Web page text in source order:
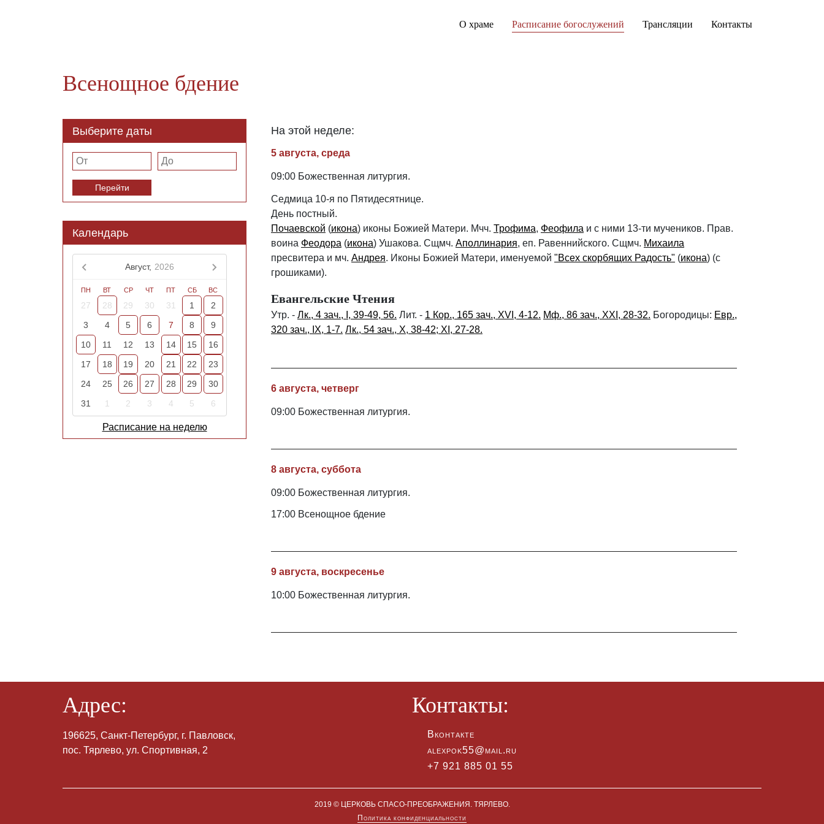
О храме Расписание богослужений Трансляции Контакты
Всенощное бдение
Выберите даты
Перейти
Календарь
Август, 2026
ПН ВТ СР ЧТ ПТ СБ ВС
27 28 29 30 31 1
2
3
4 5 6 7 8
9
10
11 12 13 14 15
16
17
18 19 20 21 22
23
24
25 26 27 28 29
30
31
1 2 3 4 5 6
Расписание на неделю
На этой неделе:
5 августа, среда
09:00 Божественная литургия.
Седмица 10-я по Пятидесятнице.
День постный.
Почаевской (икона) иконы Божией Матери. Мчч. Трофима, Феофила и с ними 13-ти мучеников. Прав.
воина Феодора (икона) Ушакова. Сщмч. Аполлинария, еп. Равеннийского. Сщмч. Михаила
пресвитера и мч. Андрея. Иконы Божией Матери, именуемой "Всех скорбящих Радость" (икона) (с
грошиками).
Евангельские Чтения
Утр. - Лк., 4 зач., I, 39-49, 56. Лит. - 1 Кор., 165 зач., XVI, 4-12. Мф., 86 зач., XXI, 28-32. Богородицы: Евр.,
320 зач., IX, 1-7. Лк., 54 зач., X, 38-42; XI, 27-28.
6 августа, четверг
09:00 Божественная литургия.
8 августа, суббота
09:00 Божественная литургия.
17:00 Всенощное бдение
9 августа, воскресенье
10:00 Божественная литургия.
Адрес:
196625, Санкт-Петербург, г. Павловск,
пос. Тярлево, ул. Спортивная, 2
Контакты:
Вконтакте
alexpok55@mail.ru
+7 921 885 01 55
2019 © ЦЕРКОВЬ СПАСО-ПРЕОБРАЖЕНИЯ. ТЯРЛЕВО.
Политика конфиденциальности